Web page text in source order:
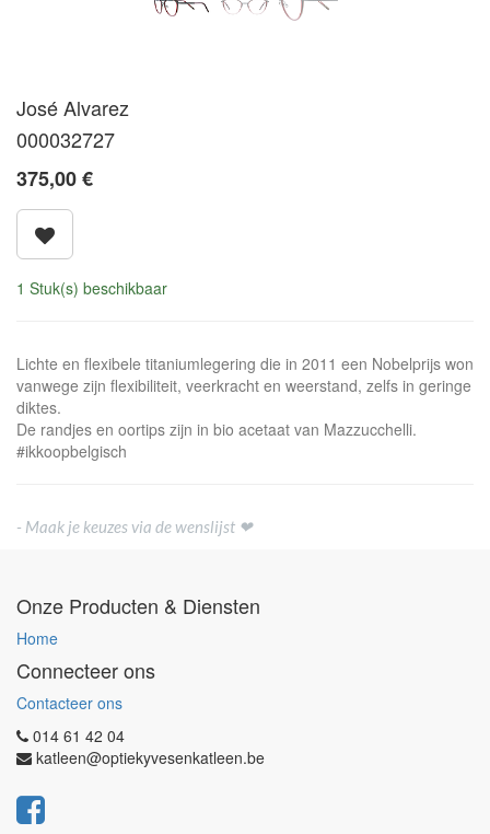
José Alvarez
000032727
375,00€
1 Stuk(s) beschikbaar
Lichte en flexibele titaniumlegering die in 2011 een Nobelprijs won
vanwege zijn flexibiliteit, veerkracht en weerstand, zelfs in geringe
diktes.
De randjes en oortips zijn in bio acetaat van Mazzucchelli.
#ikkoopbelgisch
- Maak je keuzes via de wenslijst ❤
Onze Producten & Diensten
Home
Connecteer ons
Contacteer ons
014 61 42 04
katleen@optiekyvesenkatleen.be